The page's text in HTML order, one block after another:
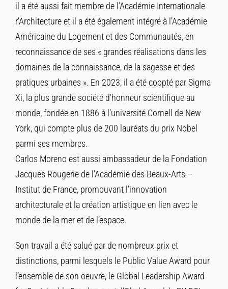
il a été aussi fait membre de l’Académie Internationale
r’Architecture et il a été également intégré à l’Académie
Américaine du Logement et des Communautés, en
reconnaissance de ses « grandes réalisations dans les
domaines de la connaissance, de la sagesse et des
pratiques urbaines ». En 2023, il a été coopté par Sigma
Xi, la plus grande société d’honneur scientifique au
monde, fondée en 1886 à l’université Cornell de New
York, qui compte plus de 200 lauréats du prix Nobel
parmi ses membres.
Carlos Moreno est aussi ambassadeur de la Fondation
Jacques Rougerie de l’Académie des Beaux-Arts –
Institut de France, promouvant l’innovation
architecturale et la création artistique en lien avec le
monde de la mer et de l’espace.
Son travail a été salué par de nombreux prix et
distinctions, parmi lesquels le Public Value Award pour
l’ensemble de son oeuvre, le Global Leadership Award